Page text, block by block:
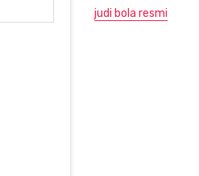
judi bola resmi